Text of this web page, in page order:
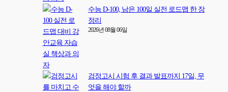
수능 D-100, 남은 100일 실전 로드맵 한 장
정리
2026년 08월 06일
검정고시 시험 후 결과 발표까지 17일, 무
엇을 해야 할까